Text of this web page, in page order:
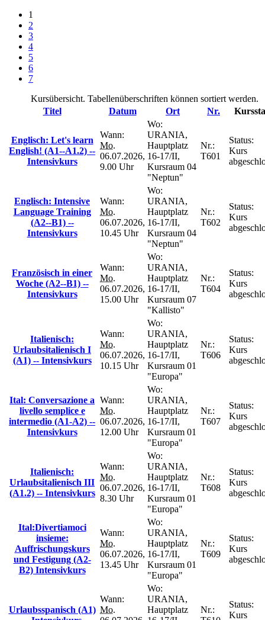
1
2
3
4
5
6
7
Kursübersicht. Tabellenüberschriften können sortiert werden.
Titel
Datum Ort Nr.
Englisch: Let's learn
English! (A1--A1.2) --
Intensivkurs
Wann:
Mo.
06.07.2026,
9.00 Uhr
Wo:
URANIA,
Hauptplatz
16-17/II,
Kursraum 04
"Neptun"
Nr.:
T601
Status:
Kurs
Englisch: Intensive
Language Training
(A2--B1) --
Intensivkurs
Wann:
Mo.
06.07.2026,
10.45 Uhr
Wo:
URANIA,
Hauptplatz
16-17/II,
Kursraum 04
"Neptun"
Nr.:
T602
Status:
Kurs
Französisch in einer
Woche (A2--B1) --
Intensivkurs
Wann:
Mo.
06.07.2026,
15.00 Uhr
Wo:
URANIA,
Hauptplatz
16-17/II,
Kursraum 07
"Kallisto"
Nr.:
T604
Status:
Kurs
Italienisch:
Urlaubsitalienisch I
(A1) -- Intensivkurs
Wann:
Mo.
06.07.2026,
10.15 Uhr
Wo:
URANIA,
Hauptplatz
16-17/II,
Kursraum 01
"Europa"
Nr.:
T606
Status:
Kurs
Ital: Conversazione a
livello semplice e
intermedio (A1-A2) --
Intensivkurs
Wann:
Mo.
06.07.2026,
12.00 Uhr
Wo:
URANIA,
Hauptplatz
16-17/II,
Kursraum 01
"Europa"
Nr.:
T607
Status:
Kurs
Italienisch:
Urlaubsitalienisch III
(A1.2) -- Intensivkurs
Wann:
Mo.
06.07.2026,
8.30 Uhr
Wo:
URANIA,
Hauptplatz
16-17/II,
Kursraum 01
"Europa"
Nr.:
T608
Status:
Kurs
Ital:Divertiamoci
insieme:
Auffrischungskurs
und Festigung (A2-
B2) Intensivkurs
Wann:
Mo.
06.07.2026,
13.45 Uhr
Wo:
URANIA,
Hauptplatz
16-17/II,
Kursraum 01
"Europa"
Nr.:
T609
Status:
Kurs
Urlaubsspanisch (A1)
Wann:
Mo.
Wo:
URANIA,
Hauptplatz
Nr.:
Status:
Kurs